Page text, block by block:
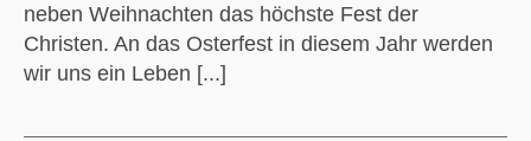
neben Weihnachten das höchste Fest der
Christen. An das Osterfest in diesem Jahr werden
wir uns ein Leben [...]